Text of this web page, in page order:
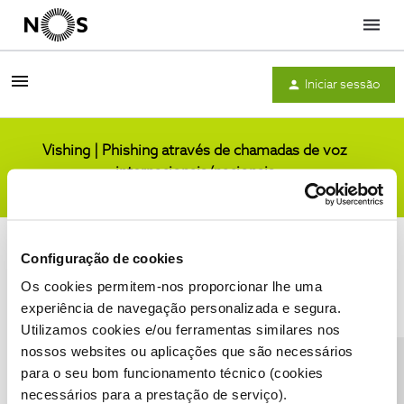
Configuração de cookies
Os cookies permitem-nos proporcionar lhe uma
experiência de navegação personalizada e segura.
Utilizamos cookies e/ou ferramentas similares nos
nossos websites ou aplicações que são necessários
para o seu bom funcionamento técnico (cookies
necessários para a prestação de serviço).
Menu
Iniciar sessão
Vishing | Phishing através de chamadas de voz
internacionais/nacionais
Condições do Fórum NOS Accessibility statement